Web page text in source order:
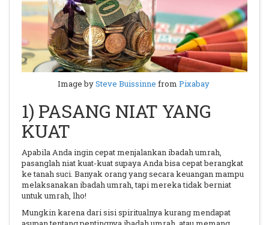
Image bySteve Buissinne from Pixabay
1) PASANG NIAT YANG
KUAT
Apabila Anda ingin cepat menjalankan ibadah umrah,
pasanglah niat kuat-kuat supaya Anda bisa cepat berangkat
ke tanah suci. Banyak orang yang secara keuangan mampu
melaksanakan ibadah umrah, tapi mereka tidak berniat
untuk umrah, lho!
Mungkin karena dari sisi spiritualnya kurang mendapat